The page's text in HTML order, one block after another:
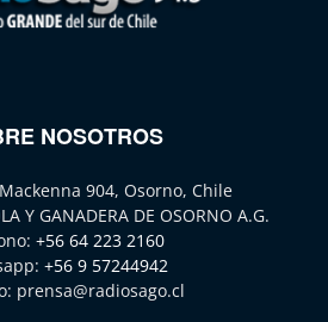
NOSOTROS
904, Osorno, Chile
Y GANADERA DE OSORNO A.G.
+56 64 223 2160
+56 9 57244942
prensa@radiosago.cl